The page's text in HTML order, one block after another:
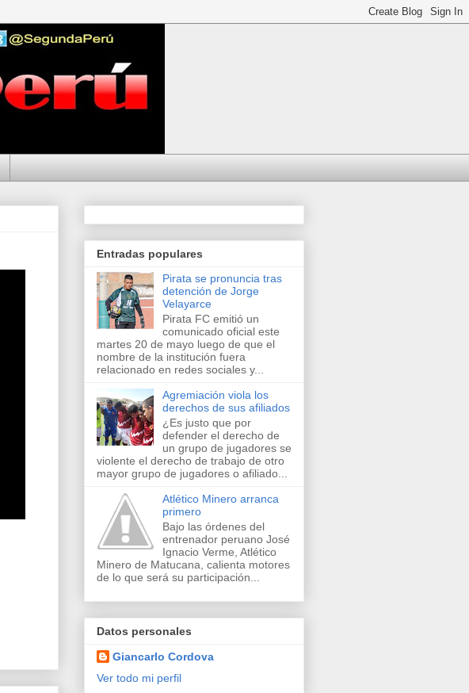
Entradas populares
Pirata se pronuncia tras
detención de Jorge
Velayarce
Pirata FC emitió un
comunicado oficial este
martes 20 de mayo luego de que el
nombre de la institución fuera
relacionado en redes sociales y...
Agremiación viola los
derechos de sus afiliados
¿Es justo que por
defender el derecho de
un grupo de jugadores se
violente el derecho de trabajo de otro
mayor grupo de jugadores o afiliado...
Atlético Minero arranca
primero
Bajo las órdenes del
entrenador peruano José
Ignacio Verme, Atlético
Minero de Matucana, calienta motores
de lo que será su participación...
Datos personales
Giancarlo Cordova
Ver todo mi perfil